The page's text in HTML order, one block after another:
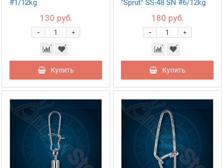
#1/12kg
130 руб.
+
-
Купить
"Sprut" SS-48 SN #6/12kg
180 руб.
+
-
Купить